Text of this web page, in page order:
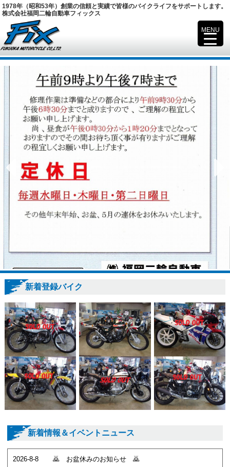
1978年（昭和53年）創業の信頼と実績で皆様のバイクライフをサポートします。
株式会社福岡二輪自動車フィックス
新着登録バイク
新着情報＆イベントニュース
2026-8-8
🙇‍ お盆休みのお知らせ 🙇‍
MENU
▼